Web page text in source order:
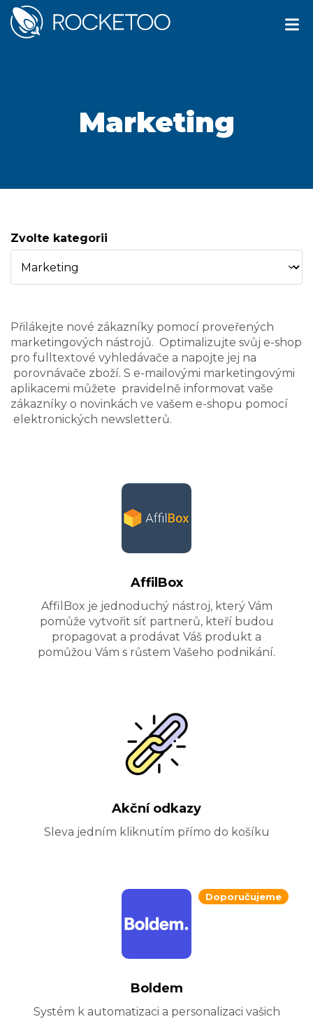
Marketing
Zvolte kategorii
Přilákejte nové zákazníky pomocí proveřených
marketingových nástrojů. Optimalizujte svůj e-shop
pro fulltextové vyhledávače a napojte jej na
porovnávače zboží. S e-mailovými marketingovými
aplikacemi můžete pravidelně informovat vaše
zákazníky o novinkách ve vašem e-shopu pomocí
elektronických newsletterů.
AffilBox
AffilBox je jednoduchý nástroj, který Vám
pomůže vytvořit síť partnerů, kteří budou
propagovat a prodávat Váš produkt a
pomůžou Vám s růstem Vašeho podnikání.
Akční odkazy
Sleva jedním kliknutím přímo do košíku
Doporučujeme
Boldem
Systém k automatizaci a personalizaci vašich